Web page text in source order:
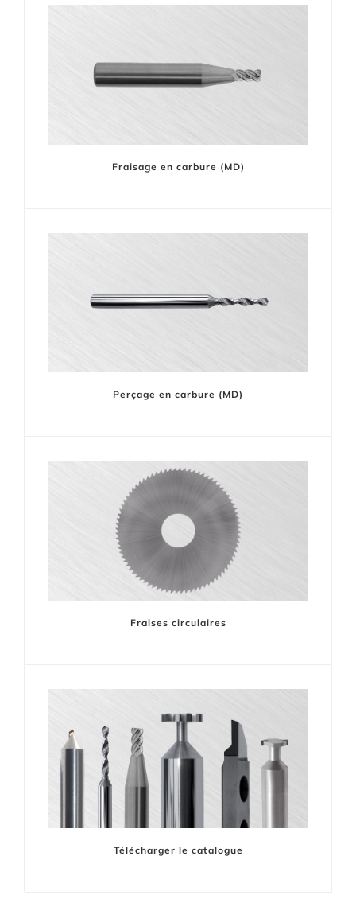
Fraisage en carbure (MD)
Perçage en carbure (MD)
Fraises circulaires
Télécharger le catalogue